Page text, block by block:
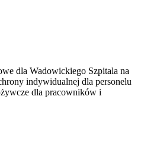
dla Wadowickiego Szpitala na
indywidualnej dla personelu
dla pracowników i